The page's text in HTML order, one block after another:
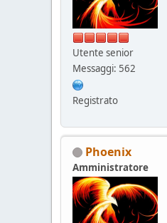
Utente senior
Messaggi: 562
Registrato
Phoenix
Amministratore